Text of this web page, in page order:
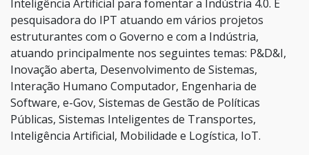
Inteligência Artificial para fomentar a Indústria 4.0. É
pesquisadora do IPT atuando em vários projetos
estruturantes com o Governo e com a Indústria,
atuando principalmente nos seguintes temas: P&D&I,
Inovação aberta, Desenvolvimento de Sistemas,
Interação Humano Computador, Engenharia de
Software, e-Gov, Sistemas de Gestão de Políticas
Públicas, Sistemas Inteligentes de Transportes,
Inteligência Artificial, Mobilidade e Logística, IoT.